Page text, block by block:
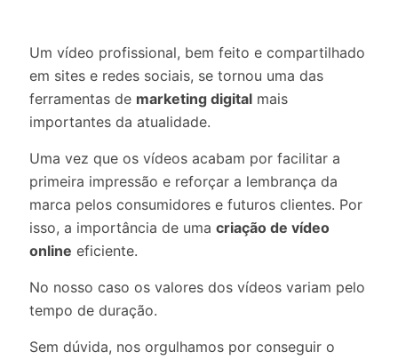
Um vídeo profissional, bem feito e compartilhado
em sites e redes sociais, se tornou uma das
ferramentas de marketing digital mais
importantes da atualidade.
Uma vez que os vídeos acabam por facilitar a
primeira impressão e reforçar a lembrança da
marca pelos consumidores e futuros clientes. Por
isso, a importância de uma criação de vídeo
online eficiente.
No nosso caso os valores dos vídeos variam pelo
tempo de duração.
Sem dúvida, nos orgulhamos por conseguir o